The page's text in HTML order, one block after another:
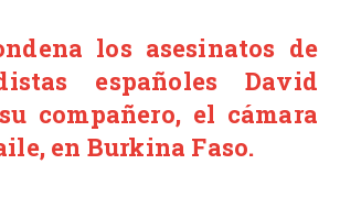
los asesinatos de
españoles David
compañero, el cámara
en Burkina Faso.